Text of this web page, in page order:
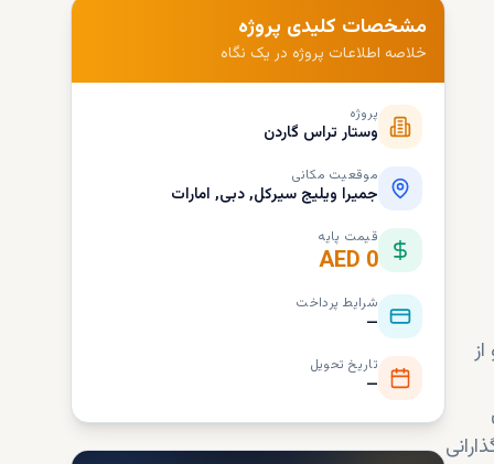
مشخصات کلیدی پروژه
خلاصه اطلاعات پروژه در یک نگاه
پروژه
وستار تراس گاردن
موقعیت مکانی
جمیرا ویلیج سيرکل, دبی, امارات
قیمت پایه
AED 0
شرایط پرداخت
—
تاریخ تحویل
—